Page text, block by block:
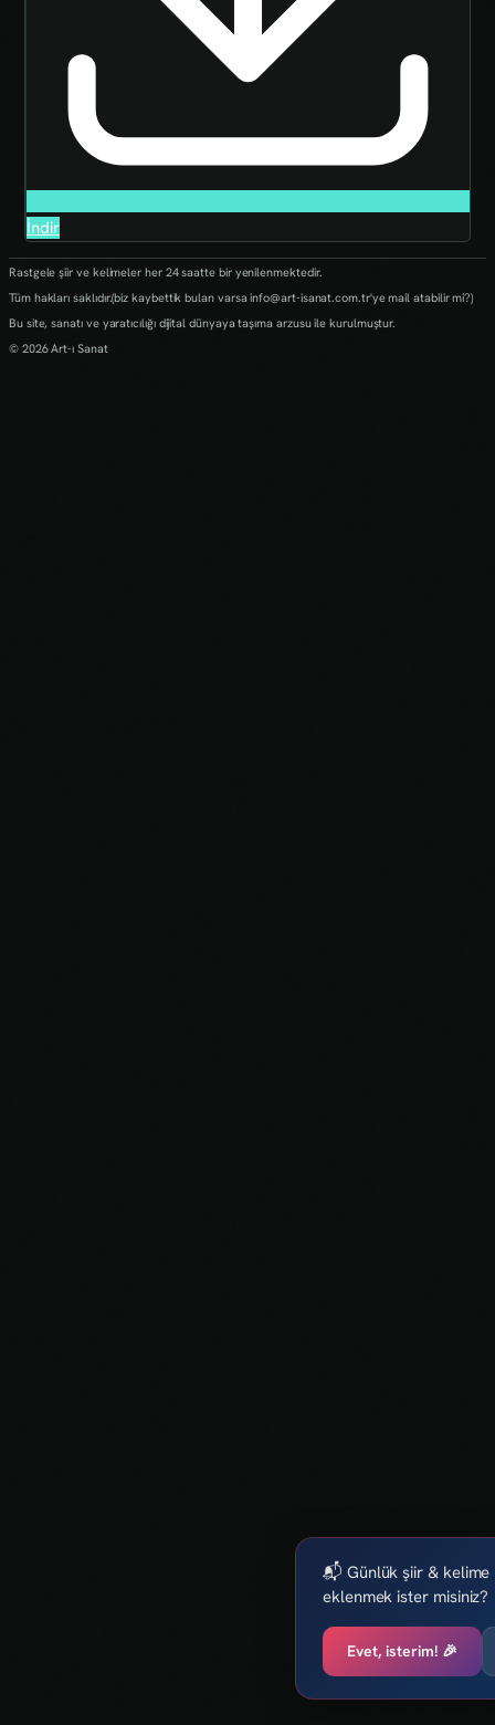
İndir
Rastgele şiir ve kelimeler her 24 saatte bir yenilenmektedir.
Tüm hakları saklıdır.(biz kaybettik bulan varsa info@art-isanat.com.tr'ye mail atabilir mi?)
Bu site, sanatı ve yaratıcılığı dijital dünyaya taşıma arzusu ile kurulmuştur.
© 2026 Art-ı Sanat
📬 Günlük şiir & kelime
eklenmek ister misiniz?
Evet, isterim! 🎉